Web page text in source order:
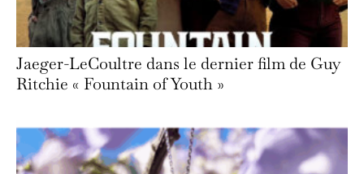
Jaeger-LeCoultre dans le dernier film de Guy
Ritchie « Fountain of Youth »